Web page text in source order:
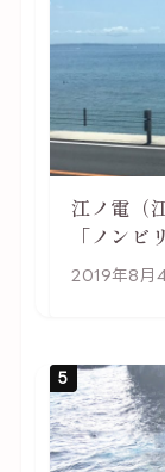
江ノ電（
「ノン
2019年8月
5